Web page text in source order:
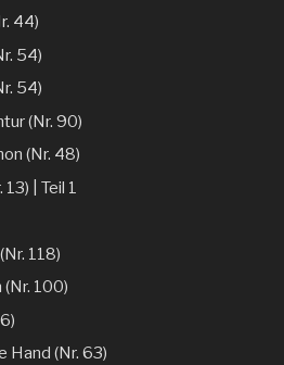
44)
54)
54)
(Nr. 90)
(Nr. 48)
| Teil 1
118)
(Nr. 100)
Hand (Nr. 63)